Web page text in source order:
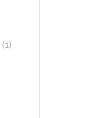
(1)